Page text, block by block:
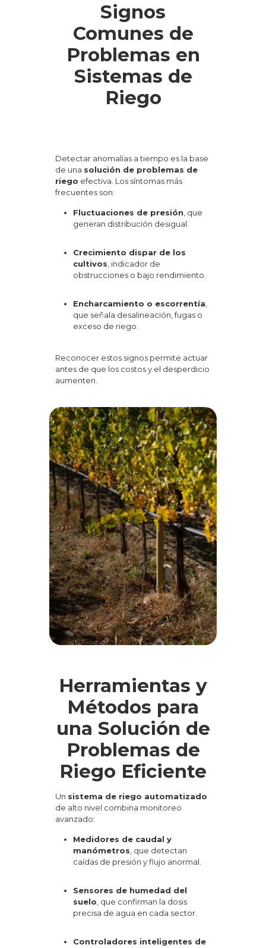
Signos
Comunes de
Problemas en
Sistemas de
Riego
Detectar anomalías a tiempo es la base
de una solución de problemas de
riego efectiva. Los síntomas más
frecuentes son:
Fluctuaciones de presión , que
generan distribución desigual.
Crecimiento dispar de los
cultivos , indicador de
obstrucciones o bajo rendimiento.
Encharcamiento o escorrentía
que señala desalineación, fugas o
exceso de riego.
Reconocer estos signos permite actuar
antes de que los costos y el desperdicio
aumenten.
Herramientas y
Métodos para
una Solución de
Problemas de
Riego Eficiente
Un sistema de riego automatizado
de alto nivel combina monitoreo
avanzado:
Medidores de caudal y
manómetros , que detectan
caídas de presión y flujo anormal.
Sensores de humedad del
suelo , que confirman la dosis
precisa de agua en cada sector.
Controladores inteligentes de